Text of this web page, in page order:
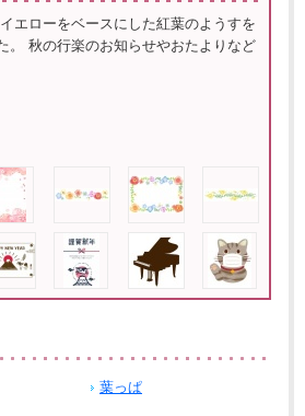
エローをベースにした紅葉のようすを
。 秋の行楽のお知らせやおたよりなど
葉っぱ